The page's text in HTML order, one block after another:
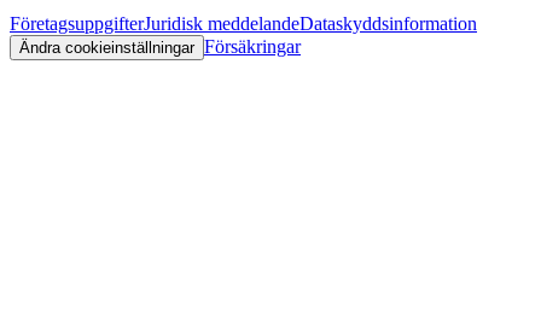
FöretagsuppgifterJuridisk meddelandeDataskyddsinformation
Ändra cookieinställningar Försäkringar